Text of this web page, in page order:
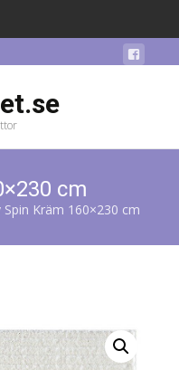
cm
Spin Kräm 160×230 cm